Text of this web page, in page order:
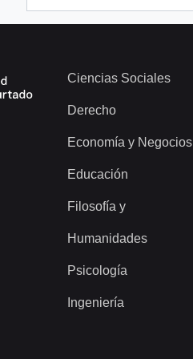
Ciencias Sociales
Derecho
Economía y Negocios
Educación
Filosofía y
Humanidades
Psicología
Ingeniería